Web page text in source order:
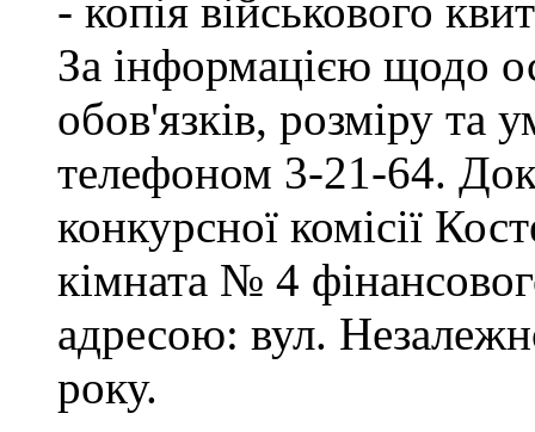
- копія військового
За інформацією щодо
обов'язків, розміру та
телефоном 3-21-64.
конкурсної комісії
кімната № 4
адресою: вул.
року.